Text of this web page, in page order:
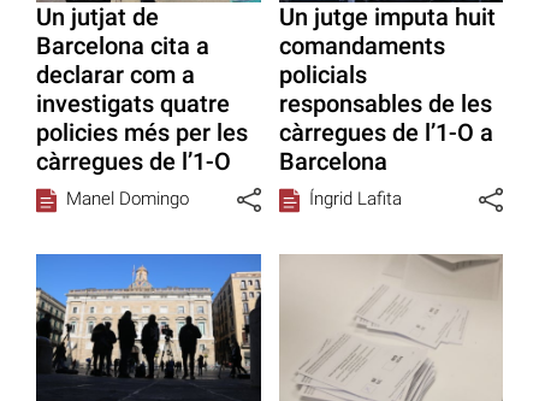
Un jutjat de
Barcelona cita a
declarar com a
investigats quatre
policies més per les
càrregues de l’1-O
Manel Domingo
Un jutge imputa huit
comandaments
policials
responsables de les
càrregues de l’1-O a
Barcelona
Íngrid Lafita